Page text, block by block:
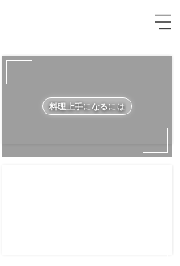
料理上手になるには